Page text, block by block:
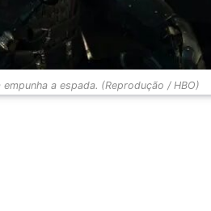
a espada. (Reprodução / HBO)